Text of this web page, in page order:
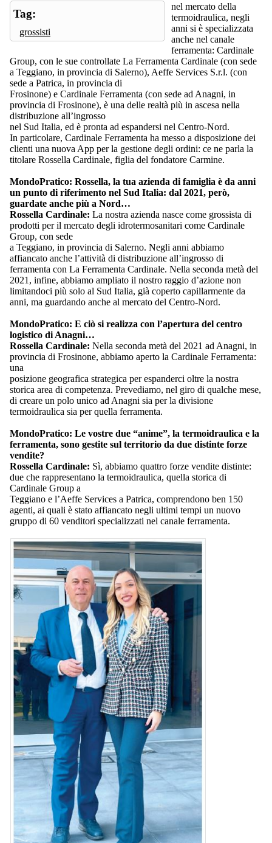
Tag:
grossisti
nel mercato della
termoidraulica, negli
anni si è specializzata
anche nel canale
ferramenta: Cardinale
Group, con le sue controllate La Ferramenta Cardinale (con sede
a Teggiano, in provincia di Salerno), Aeffe Services S.r.l. (con
sede a Patrica, in provincia di
Frosinone) e Cardinale Ferramenta (con sede ad Anagni, in
provincia di Frosinone), è una delle realtà più in ascesa nella
distribuzione all’ingrosso
nel Sud Italia, ed è pronta ad espandersi nel Centro-Nord.
In particolare, Cardinale Ferramenta ha messo a disposizione dei
clienti una nuova App per la gestione degli ordini: ce ne parla la
titolare Rossella Cardinale, figlia del fondatore Carmine.
MondoPratico: Rossella, la tua azienda di famiglia è da anni
un punto di riferimento nel Sud Italia: dal 2021, però,
guardate anche più a Nord…
Rossella Cardinale: La nostra azienda nasce come grossista di
prodotti per il mercato degli idrotermosanitari come Cardinale
Group, con sede
a Teggiano, in provincia di Salerno. Negli anni abbiamo
affiancato anche l’attività di distribuzione all’ingrosso di
ferramenta con La Ferramenta Cardinale. Nella seconda metà del
2021, infine, abbiamo ampliato il nostro raggio d’azione non
limitandoci più solo al Sud Italia, già coperto capillarmente da
anni, ma guardando anche al mercato del Centro-Nord.
MondoPratico: E ciò si realizza con l’apertura del centro
logistico di Anagni…
Rossella Cardinale: Nella seconda metà del 2021 ad Anagni, in
provincia di Frosinone, abbiamo aperto la Cardinale Ferramenta:
una
posizione geografica strategica per espanderci oltre la nostra
storica area di competenza. Prevediamo, nel giro di qualche mese,
di creare un polo unico ad Anagni sia per la divisione
termoidraulica sia per quella ferramenta.
MondoPratico: Le vostre due “anime”, la termoidraulica e la
ferramenta, sono gestite sul territorio da due distinte forze
vendite?
Rossella Cardinale: Sì, abbiamo quattro forze vendite distinte:
due che rappresentano la termoidraulica, quella storica di
Cardinale Group a
Teggiano e l’Aeffe Services a Patrica, comprendono ben 150
agenti, ai quali è stato affiancato negli ultimi tempi un nuovo
gruppo di 60 venditori specializzati nel canale ferramenta.